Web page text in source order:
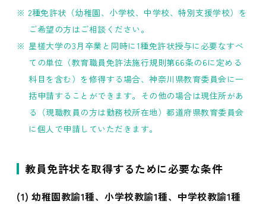
2種免許状（幼稚園、小学校、中学校、特別支援学校）を
ご希望の方はご相談ください。
星槎大学の3月卒業と同時に1種免許状授与に必要なすべ
ての単位（教育職員免許法施行規則第66条の6に定める
科目を含む）を修得する場合、神奈川県教育委員会に一
括申請することができます。その他の場合は現住所があ
る（現職教員の方は勤務校所在地）都道府県教育委員会
に個人で申請していただきます。
教員免許状を取得するために必要な条件
(1) 幼稚園教諭1種、小学校教諭1種、中学校教諭1種